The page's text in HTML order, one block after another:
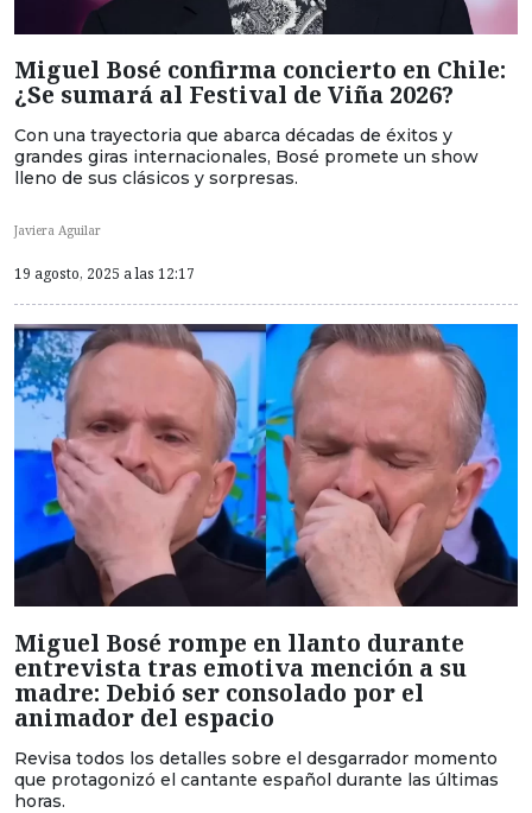
Miguel Bosé confirma concierto en Chile:
¿Se sumará al Festival de Viña 2026?
Con una trayectoria que abarca décadas de éxitos y
grandes giras internacionales, Bosé promete un show
lleno de sus clásicos y sorpresas.
Javiera Aguilar
19 agosto, 2025 a las 12:17
Miguel Bosé rompe en llanto durante
entrevista tras emotiva mención a su
madre: Debió ser consolado por el
animador del espacio
Revisa todos los detalles sobre el desgarrador momento
que protagonizó el cantante español durante las últimas
horas.